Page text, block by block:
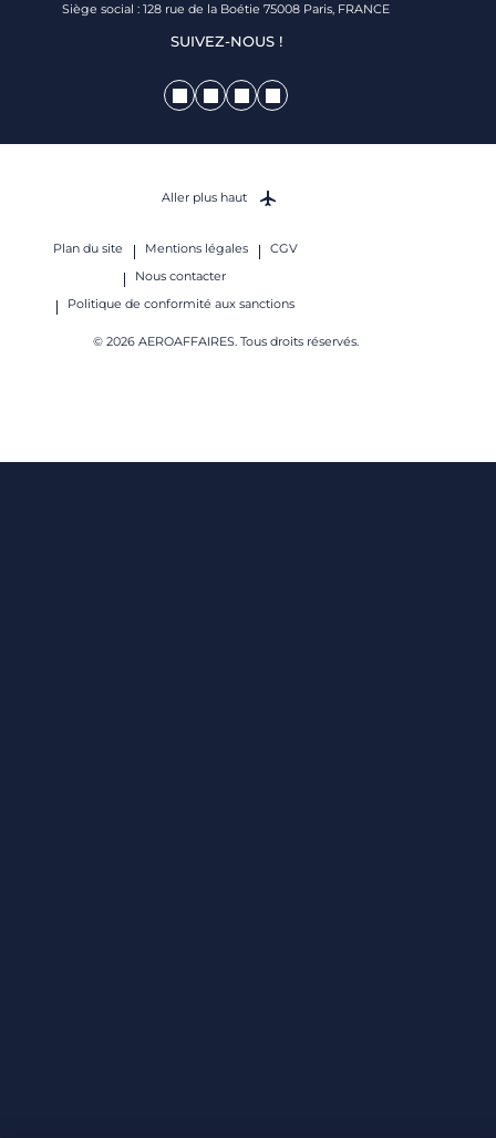
Siège social : 128 rue de la Boétie 75008 Paris, FRANCE
SUIVEZ-NOUS !
Plan du site Mentions légales
CGV
Nous contacter
Politique de conformité aux sanctions
© 2026 AEROAFFAIRES. Tous droits réservés.
Aller plus haut